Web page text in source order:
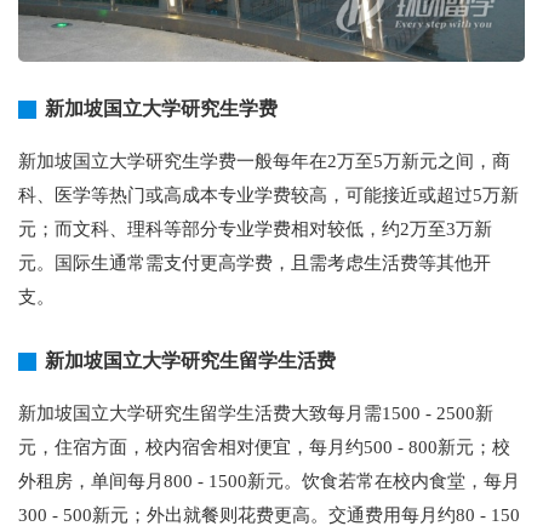
新加坡国立大学研究生学费
新加坡国立大学研究生学费一般每年在2万至5万新元之间，商
科、医学等热门或高成本专业学费较高，可能接近或超过5万新
元；而文科、理科等部分专业学费相对较低，约2万至3万新
元。国际生通常需支付更高学费，且需考虑生活费等其他开
支。
新加坡国立大学研究生留学生活费
新加坡国立大学研究生留学生活费大致每月需1500 - 2500新
元，住宿方面，校内宿舍相对便宜，每月约500 - 800新元；校
外租房，单间每月800 - 1500新元。饮食若常在校内食堂，每月
300 - 500新元；外出就餐则花费更高。交通费用每月约80 - 150